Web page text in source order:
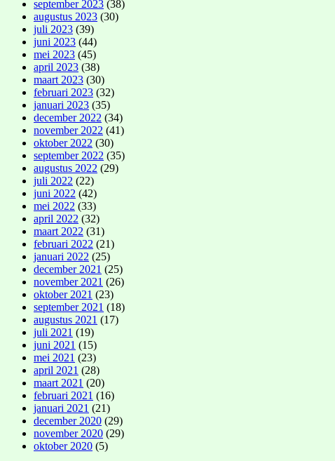
september 2023 (38)
augustus 2023 (30)
juli 2023 (39)
juni 2023 (44)
mei 2023 (45)
april 2023 (38)
maart 2023 (30)
februari 2023 (32)
januari 2023 (35)
december 2022 (34)
november 2022 (41)
oktober 2022 (30)
september 2022 (35)
augustus 2022 (29)
juli 2022 (22)
juni 2022 (42)
mei 2022 (33)
april 2022 (32)
maart 2022 (31)
februari 2022 (21)
januari 2022 (25)
december 2021 (25)
november 2021 (26)
oktober 2021 (23)
september 2021 (18)
augustus 2021 (17)
juli 2021 (19)
juni 2021 (15)
mei 2021 (23)
april 2021 (28)
maart 2021 (20)
februari 2021 (16)
januari 2021 (21)
december 2020 (29)
november 2020 (29)
oktober 2020 (5)